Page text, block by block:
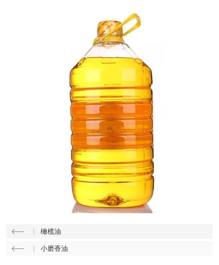
橄榄油
小磨香油